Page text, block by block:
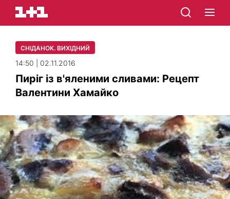
СНІДАНОК. ВИХІДНИЙ
14:50 | 02.11.2016
Пиріг із в'яленими сливами: Рецепт
Валентини Хамайко